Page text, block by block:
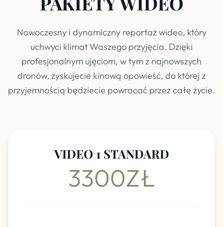
Nowoczesny i dynamiczny reportaż wideo, który
uchwyci klimat Waszego przyjęcia. Dzięki
profesjonalnym ujęciom, w tym z najnowszych
dronów, zyskujecie kinową opowieść, do której z
przyjemnością będziecie powracać przez całe życie.
VIDEO 1 STANDARD
3300ZŁ